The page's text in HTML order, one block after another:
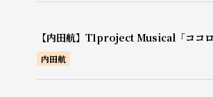
【内田航】T1project Musical「ココロ
内田航